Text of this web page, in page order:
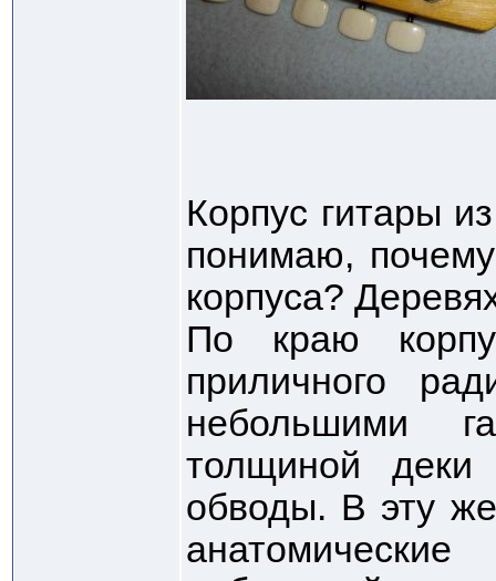
Корпус гитары
понимаю,
корпуса?
По краю
приличного
небольшими
толщиной деки
обводы. В эту